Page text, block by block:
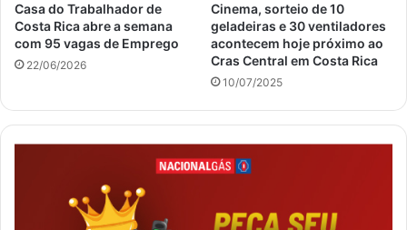
Casa do Trabalhador de
Costa Rica abre a semana
com 95 vagas de Emprego
22/06/2026
Cinema, sorteio de 10
geladeiras e 30 ventiladores
acontecem hoje próximo ao
Cras Central em Costa Rica
10/07/2025